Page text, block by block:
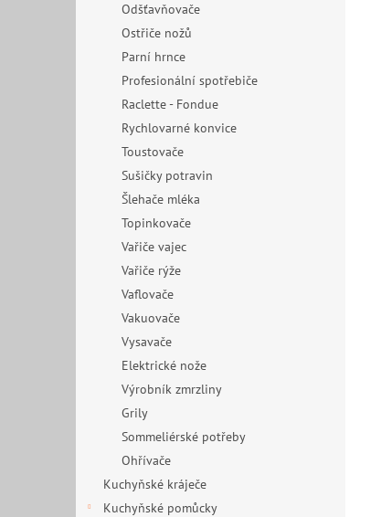
Odšťavňovače
Ostřiče nožů
Parní hrnce
Profesionální spotřebiče
Raclette - Fondue
Rychlovarné konvice
Toustovače
Sušičky potravin
Šlehače mléka
Topinkovače
Vařiče vajec
Vařiče rýže
Vaflovače
Vakuovače
Vysavače
Elektrické nože
Výrobník zmrzliny
Grily
Sommeliérské potřeby
Ohřívače
Kuchyňské kráječe
Kuchyňské pomůcky